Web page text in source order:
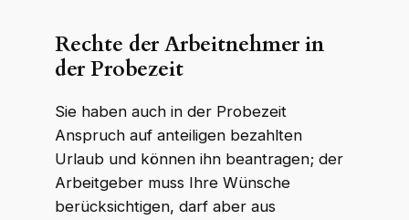
Rechte der Arbeitnehmer in
der Probezeit
Sie haben auch in der Probezeit
Anspruch auf anteiligen bezahlten
Urlaub und können ihn beantragen; der
Arbeitgeber muss Ihre Wünsche
berücksichtigen, darf aber aus